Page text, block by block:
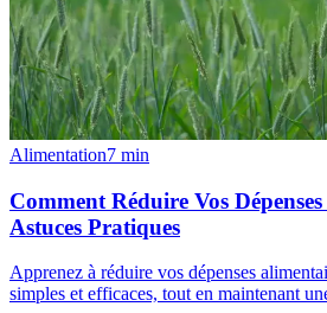
Alimentation7 min
Comment Réduire Vos
Astuces Pratiques
Apprenez à réduire vos dépenses
simples et efficaces, tout en maintenant